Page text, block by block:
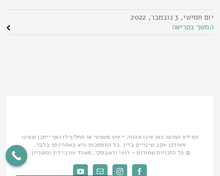
יום חמישי, 3 נובמבר, 2022
המשך בקריאה
המידע המוצג כאן אינו מהווה ייעוץ משפטי או תחליף לו ואף ייתכן שאינו
מעודכן עקב שינויים בדין. כל הסתמכות היא באחריותך בלבד.
© כל הזכויות שמורות - רועי ורשבסקי, משרד עורכי דין ונוטריון.
Facebook
InstagramכתובתYouTube